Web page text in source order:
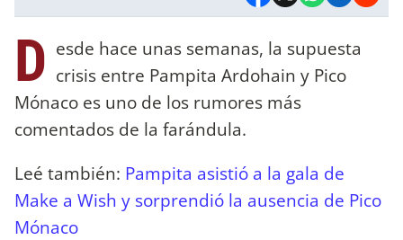
D esde hace unas semanas, la supuesta
crisis entre Pampita Ardohain y Pico
Mónaco es uno de los rumores más
comentados de la farándula.
Leé también: Pampita asistió a la gala de
Make a Wish y sorprendió la ausencia de Pico
Mónaco